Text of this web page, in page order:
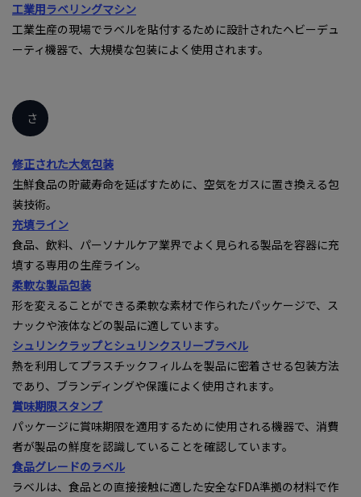
工業用ラベリングマシン
工業生産の現場でラベルを貼付するために設計されたヘビーデュ
ーティ機器で、大規模な包装によく使用されます。
さ
修正された大気包装
生鮮食品の貯蔵寿命を延ばすために、空気をガスに置き換える包
装技術。
充填ライン
食品、飲料、パーソナルケア業界でよく見られる製品を容器に充
填する専用の生産ライン。
柔軟な製品包装
形を変えることができる柔軟な素材で作られたパッケージで、ス
ナックや液体などの製品に適しています。
シュリンクラップとシュリンクスリーブラベル
熱を利用してプラスチックフィルムを製品に密着させる包装方法
であり、ブランディングや保護によく使用されます。
賞味期限スタンプ
パッケージに賞味期限を適用するために使用される機器で、消費
者が製品の鮮度を認識していることを確認しています。
食品グレードのラベル
ラベルは、食品との直接接触に適した安全なFDA準拠の材料で作